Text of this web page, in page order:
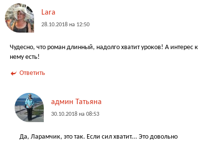
Lara
28.10.2018 на 12:50
Чудесно, что роман длинный, надолго хватит уроков! А интерес к
нему есть!
Ответить
админ Татьяна
30.10.2018 на 08:53
Да, Ларамчик, это так. Если сил хватит... Это довольно